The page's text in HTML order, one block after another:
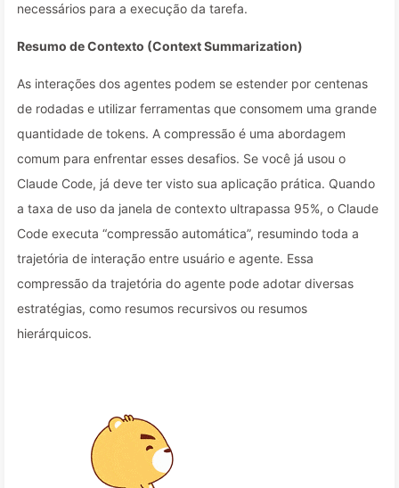
necessários para a execução da tarefa.
Resumo de Contexto (Context Summarization)
As interações dos agentes podem se estender por centenas
de rodadas e utilizar ferramentas que consomem uma grande
quantidade de tokens. A compressão é uma abordagem
comum para enfrentar esses desafios. Se você já usou o
Claude Code, já deve ter visto sua aplicação prática. Quando
a taxa de uso da janela de contexto ultrapassa 95%, o Claude
Code executa “compressão automática”, resumindo toda a
trajetória de interação entre usuário e agente. Essa
compressão da trajetória do agente pode adotar diversas
estratégias, como resumos recursivos ou resumos
hierárquicos.